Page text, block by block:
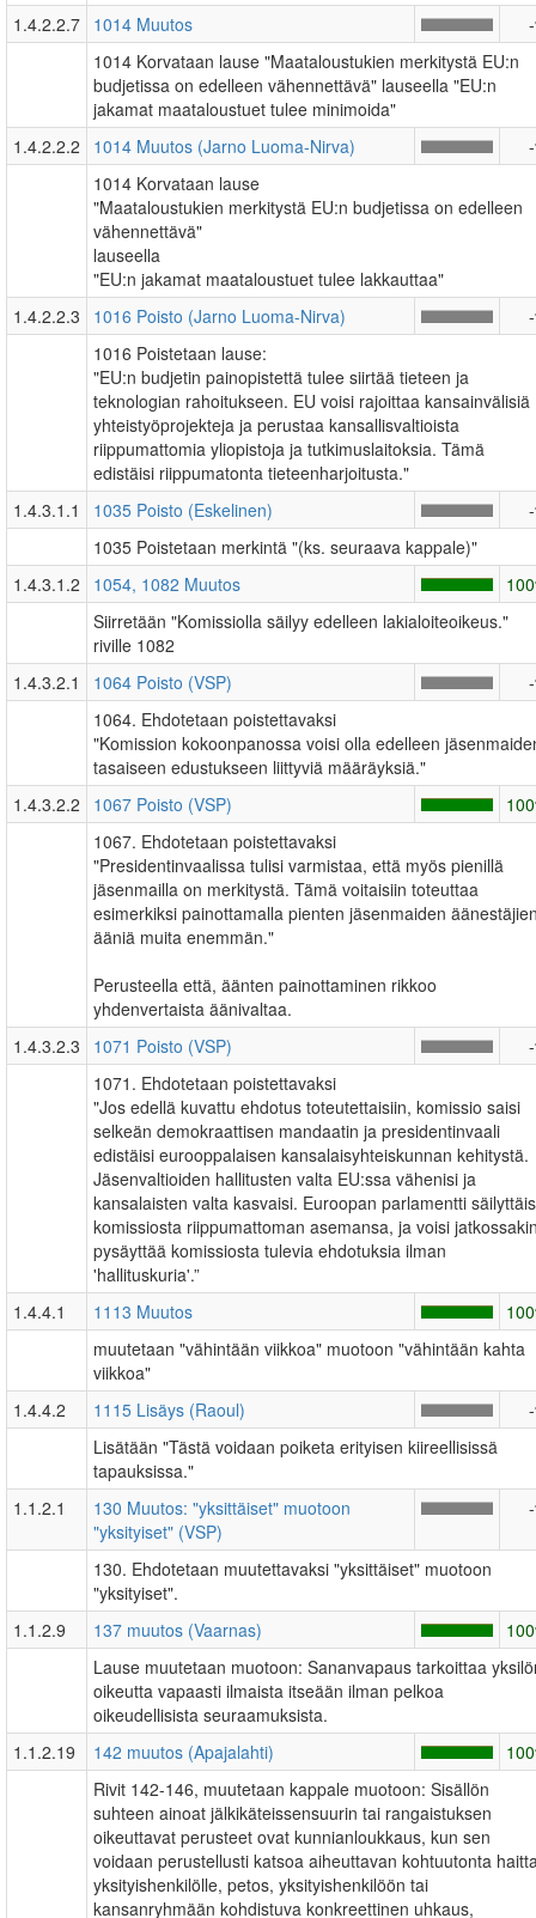
1.4.2.2.7 1014 Muutos
1014 Korvataan lause "Maataloustukien merkitystä EU:n
budjetissa on edelleen vähennettävä" lauseella "EU:n
jakamat maataloustuet tulee minimoida"
1.4.2.2.2
1014 Muutos (Jarno Luoma-Nirva)
1014 Korvataan lause
"Maataloustukien merkitystä EU:n budjetissa on edelleen
vähennettävä"
lauseella
"EU:n jakamat maataloustuet tulee lakkauttaa"
1.4.2.2.3
1016 Poisto (Jarno Luoma-Nirva)
1016 Poistetaan lause:
"EU:n budjetin painopistettä tulee siirtää tieteen ja
teknologian rahoitukseen. EU voisi rajoittaa kansainvälisiä
yhteistyöprojekteja ja perustaa kansallisvaltioista
riippumattomia yliopistoja ja tutkimuslaitoksia. Tämä
edistäisi riippumatonta tieteenharjoitusta."
1.4.3.1.1
1035 Poisto (Eskelinen)
1035 Poistetaan merkintä "(ks. seuraava kappale)"
1.4.3.1.2
1054, 1082 Muutos
Siirretään "Komissiolla säilyy edelleen lakialoiteoikeus."
riville 1082
1.4.3.2.1
1064 Poisto (VSP)
1064. Ehdotetaan poistettavaksi
"Komission kokoonpanossa voisi olla edelleen
tasaiseen edustukseen liittyviä määräyksiä."
1.4.3.2.2
1067 Poisto (VSP)
1067. Ehdotetaan poistettavaksi
"Presidentinvaalissa tulisi varmistaa, että myös pienillä
jäsenmailla on merkitystä. Tämä voitaisiin toteuttaa
esimerkiksi painottamalla pienten jäsenmaiden
ääniä muita enemmän."
Perusteella että, äänten painottaminen rikkoo
yhdenvertaista äänivaltaa.
1.4.3.2.3
1071 Poisto (VSP)
1071. Ehdotetaan poistettavaksi
"Jos edellä kuvattu ehdotus toteutettaisiin, komissio saisi
selkeän demokraattisen mandaatin ja presidentinvaali
edistäisi eurooppalaisen kansalaisyhteiskunnan kehitystä.
Jäsenvaltioiden hallitusten valta EU:ssa vähenisi ja
kansalaisten valta kasvaisi. Euroopan parlamentti
komissiosta riippumattoman asemansa, ja voisi
pysäyttää komissiosta tulevia ehdotuksia ilman
'hallituskuria'.”
1.4.4.1
1113 Muutos
muutetaan "vähintään viikkoa" muotoon "vähintään kahta
viikkoa"
1.4.4.2
1115 Lisäys (Raoul)
Lisätään "Tästä voidaan poiketa erityisen kiireellisissä
tapauksissa."
1.1.2.1
130 Muutos: "yksittäiset" muotoon
"yksityiset" (VSP)
130. Ehdotetaan muutettavaksi "yksittäiset" muotoon
"yksityiset".
1.1.2.9
137 muutos (Vaarnas)
Lause muutetaan muotoon: Sananvapaus tarkoittaa
oikeutta vapaasti ilmaista itseään ilman pelkoa
oikeudellisista seuraamuksista.
1.1.2.19
142 muutos (Apajalahti)
Rivit 142-146, muutetaan kappale muotoon: Sisällön
suhteen ainoat jälkikäteissensuurin tai rangaistuksen
oikeuttavat perusteet ovat kunnianloukkaus, kun sen
voidaan perustellusti katsoa aiheuttavan kohtuutonta
yksityishenkilölle, petos, yksityishenkilöön tai
kansanryhmään kohdistuva konkreettinen uhkaus,